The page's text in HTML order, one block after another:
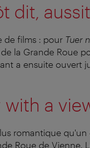
dit,
de films : pour Tuer
la Grande Roue
a ensuite ouvert
with a
romantique qu'un
Roue de Vienne.